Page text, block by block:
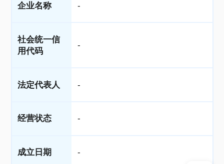
企业名称 -
社会统一信
用代码
-
法定代表人 -
经营状态 -
成立日期 -